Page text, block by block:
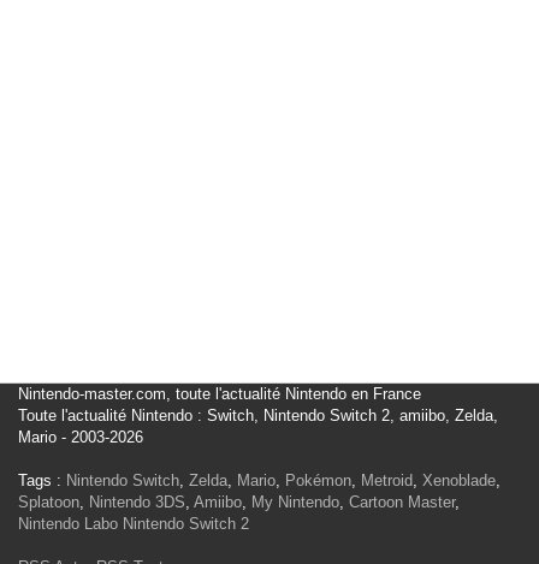
Nintendo-master.com, toute l'actualité Nintendo en France
Toute l'actualité Nintendo : Switch, Nintendo Switch 2, amiibo, Zelda,
Mario - 2003-2026
Tags : Nintendo Switch, Zelda, Mario, Pokémon, Metroid, Xenoblade,
Splatoon, Nintendo 3DS, Amiibo, My Nintendo, Cartoon Master,
Nintendo Labo Nintendo Switch 2